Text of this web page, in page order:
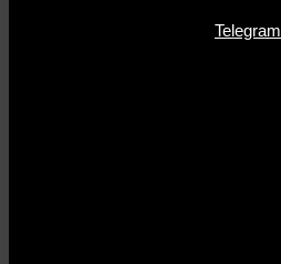
Telegram